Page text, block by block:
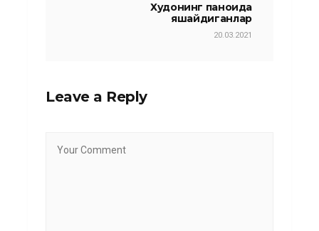
Худонинг паноҳида
яшайдиганлар
20.03.2021
Leave a Reply